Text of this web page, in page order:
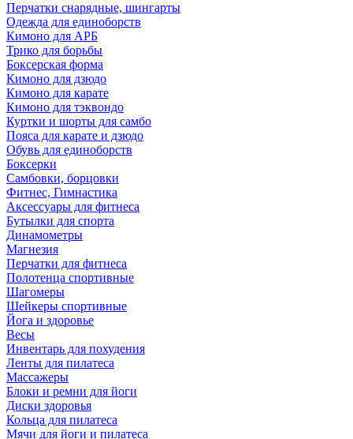
Перчатки снарядные, шингарты
Одежда для единоборств
Кимоно для АРБ
Трико для борьбы
Боксерская форма
Кимоно для дзюдо
Кимоно для карате
Кимоно для тэквондо
Куртки и шорты для самбо
Пояса для карате и дзюдо
Обувь для единоборств
Боксерки
Самбовки, борцовки
Фитнес, Гимнастика
Аксессуары для фитнеса
Бутылки для спорта
Динамометры
Магнезия
Перчатки для фитнеса
Полотенца спортивные
Шагомеры
Шейкеры спортивные
Йога и здоровье
Весы
Инвентарь для похудения
Ленты для пилатеса
Массажеры
Блоки и ремни для йоги
Диски здоровья
Кольца для пилатеса
Мячи для йоги и пилатеса